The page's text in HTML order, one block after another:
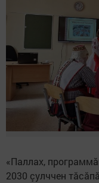
«Паллах,
2030 çулччен